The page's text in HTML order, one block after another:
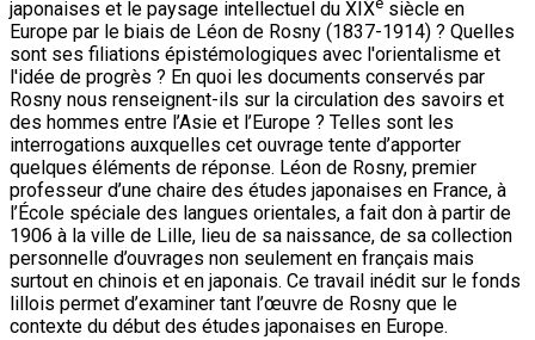
japonaises et le paysage intellectuel du XIX
siècle en
Europe par le biais de Léon de Rosny (1837-1914) ? Quelles
sont ses filiations épistémologiques avec l'orientalisme et
l'idée de progrès ? En quoi les documents conservés par
Rosny nous renseignent-ils sur la circulation des savoirs et
des hommes entre l’Asie et l’Europe ? Telles sont les
interrogations auxquelles cet ouvrage tente d’apporter
quelques éléments de réponse. Léon de Rosny, premier
professeur d’une chaire des études japonaises en France, à
l’École spéciale des langues orientales, a fait don à partir de
1906 à la ville de Lille, lieu de sa naissance, de sa collection
personnelle d’ouvrages non seulement en français mais
surtout en chinois et en japonais. Ce travail inédit sur le fonds
lillois permet d’examiner tant l’œuvre de Rosny que le
contexte du début des études japonaises en Europe.